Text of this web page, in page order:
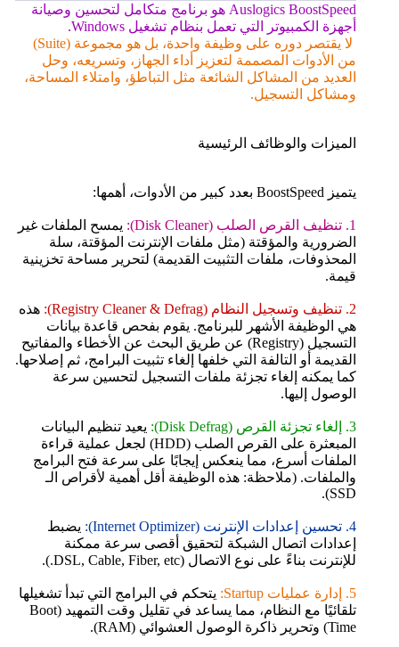
Auslogics BoostSpeed هو برنامج متكامل لتحسين وصيانة
أجهزة الكمبيوتر التي تعمل بنظام تشغيل Windows.
لا يقتصر دوره على وظيفة واحدة، بل هو مجموعة (Suite)
من الأدوات المصممة لتعزيز أداء الجهاز، وتسريعه، وحل
العديد من المشاكل الشائعة مثل التباطؤ، وامتلاء المساحة،
ومشاكل التسجيل.
الميزات والوظائف الرئيسية
يتميز BoostSpeed بعدد كبير من الأدوات، أهمها:
1. تنظيف القرص الصلب (Disk Cleaner):
يمسح الملفات غير
الضرورية والمؤقتة (مثل ملفات الإنترنت المؤقتة، سلة
المحذوفات، ملفات التثبيت القديمة) لتحرير مساحة تخزينية
قيمة.
2. تنظيف وتسجيل النظام (Registry Cleaner & Defrag):
هذه
هي الوظيفة الأشهر للبرنامج. يقوم بفحص قاعدة بيانات
التسجيل (Registry) عن طريق البحث عن الأخطاء والمفاتيح
القديمة أو التالفة التي خلفها إلغاء تثبيت البرامج، ثم إصلاحها.
كما يمكنه إلغاء تجزئة ملفات التسجيل لتحسين سرعة
الوصول إليها.
3. إلغاء تجزئة القرص (Disk Defrag):
يعيد تنظيم البيانات
المبعثرة على القرص الصلب (HDD) لجعل عملية قراءة
الملفات أسرع، مما ينعكس إيجابًا على سرعة فتح البرامج
والملفات. (ملاحظة: هذه الوظيفة أقل أهمية لأقراص الـ
SSD).
4. تحسين إعدادات الإنترنت (Internet Optimizer):
يضبط
إعدادات اتصال الشبكة لتحقيق أقصى سرعة ممكنة
للإنترنت بناءً على نوع الاتصال (DSL, Cable, Fiber, etc.).
5. إدارة عمليات Startup:
يتحكم في البرامج التي تبدأ تشغيلها
تلقائيًا مع النظام، مما يساعد في تقليل وقت التمهيد (Boot
Time) وتحرير ذاكرة الوصول العشوائي (RAM).